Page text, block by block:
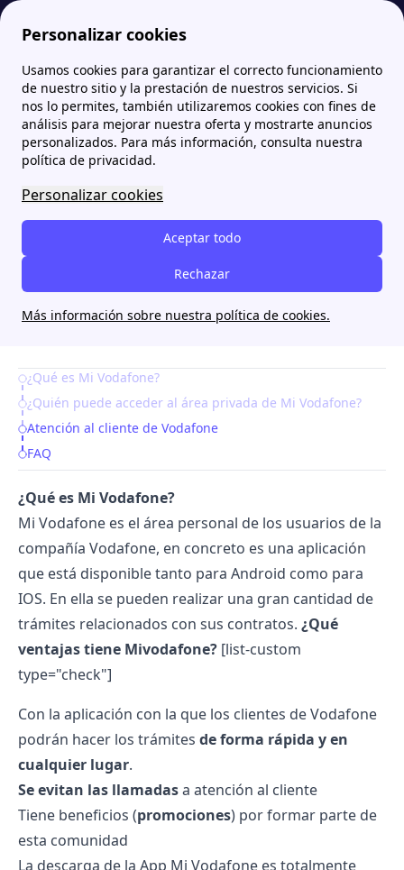
Personalizar cookies
Usamos cookies para garantizar el correcto funcionamiento
de nuestro sitio y la prestación de nuestros servicios. Si
nos lo permites, también utilizaremos cookies con fines de
análisis para mejorar nuestra oferta y mostrarte anuncios
personalizados. Para más información, consulta nuestra
política de privacidad.
Personalizar cookies
Aceptar todo
Rechazar
Más información sobre nuestra política de cookies.
Zona Internet Vodafone Mi Vodafone: App Vodafone Particulares
Mi Vodafone: App
Vodafone Particulares
[intro title="Resumen:"] ¿Quieres ahorrarte minutos
al teléfono con la atención al cliente de Vodafone o
tener que desplazarte a una de sus tiendas? En este
artículo te contamos las ventajas de utilizar la
y empresas. [/intro]
Table of Contents
¿Qué es Mi Vodafone?
¿Quién puede acceder al área privada de Mi Vodafone?
Atención al cliente de Vodafone
FAQ
¿Qué es Mi Vodafone?
Mi Vodafone es el área personal de los usuarios de la
compañía Vodafone, en concreto es una aplicación
que está disponible tanto para Android como para
IOS. En ella se pueden realizar una gran cantidad de
trámites relacionados con sus contratos. ¿Qué
ventajas tiene Mivodafone? [list-custom
type="check"]
Con la aplicación con la que los clientes de Vodafone
podrán hacer los trámites de forma rápida y en
cualquier lugar.
Se evitan las llamadasa atención al cliente
Tiene beneficios (promociones) por formar parte de
esta comunidad
La descarga de la App Mi Vodafone es totalmente